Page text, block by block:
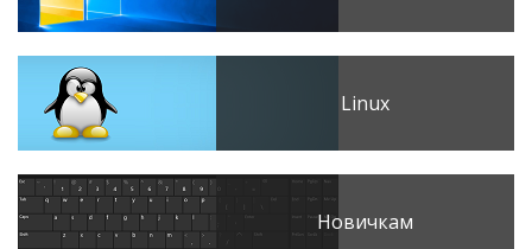
Linux
Новичкам